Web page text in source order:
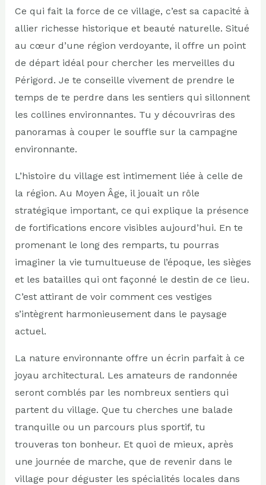
Ce qui fait la force de ce village, c’est sa capacité à
allier richesse historique et beauté naturelle. Situé
au cœur d’une région verdoyante, il offre un point
de départ idéal pour chercher les merveilles du
Périgord. Je te conseille vivement de prendre le
temps de te perdre dans les sentiers qui sillonnent
les collines environnantes. Tu y découvriras des
panoramas à couper le souffle sur la campagne
environnante.
L’histoire du village est intimement liée à celle de
la région. Au Moyen Âge, il jouait un rôle
stratégique important, ce qui explique la présence
de fortifications encore visibles aujourd’hui. En te
promenant le long des remparts, tu pourras
imaginer la vie tumultueuse de l’époque, les sièges
et les batailles qui ont façonné le destin de ce lieu.
C’est attirant de voir comment ces vestiges
s’intègrent harmonieusement dans le paysage
actuel.
La nature environnante offre un écrin parfait à ce
joyau architectural. Les amateurs de randonnée
seront comblés par les nombreux sentiers qui
partent du village. Que tu cherches une balade
tranquille ou un parcours plus sportif, tu
trouveras ton bonheur. Et quoi de mieux, après
une journée de marche, que de revenir dans le
village pour déguster les spécialités locales dans